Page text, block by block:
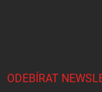
ODEBÍRAT